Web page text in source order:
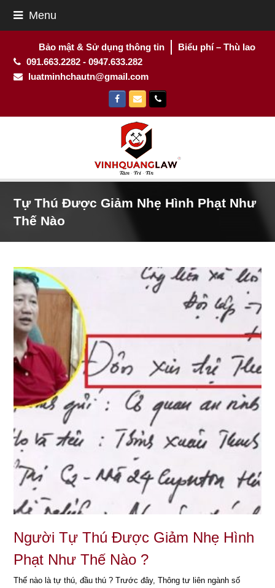
Menu
Bảo mật & Sử dụng thông tin
Biểu phí – Thù lao
091.663.2282 - 0947.633.282
luatminhchautn@gmail.com
Facebook
EmailPhone
Tự Thú Được Giảm Nhẹ Hình Phạt Như
Thế Nào
Người Tự Thú Được Giảm Nhẹ Hình
Phạt Như Thế Nào ?
Thế nào là tự thú, đầu thú ? Trước đây, Thông tư liên ngành số